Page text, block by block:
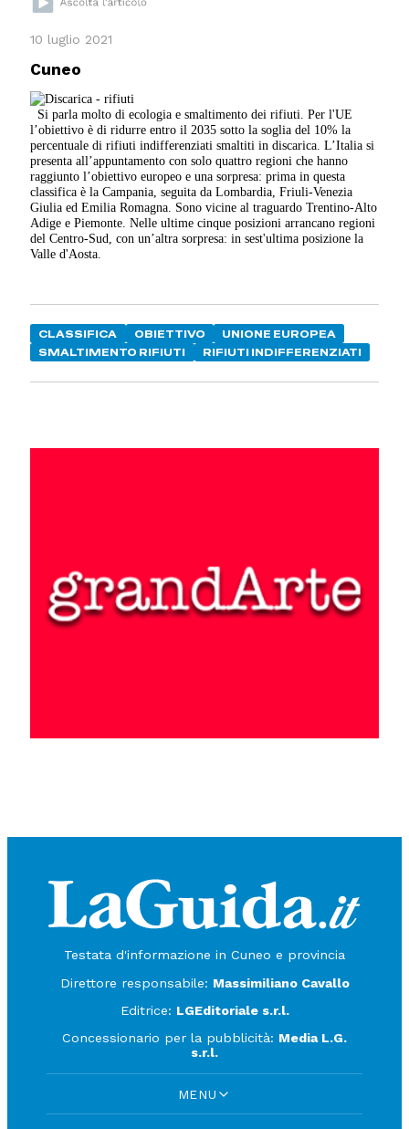
10 luglio 2021
Cuneo
Si parla molto di ecologia e smaltimento dei rifiuti. Per l'UE
l’obiettivo è di ridurre entro il 2035 sotto la soglia del 10% la
percentuale di rifiuti indifferenziati smaltiti in discarica. L’Italia si
presenta all’appuntamento con solo quattro regioni che hanno
raggiunto l’obiettivo europeo e una sorpresa: prima in questa
classifica è la Campania, seguita da Lombardia, Friuli-Venezia
Giulia ed Emilia Romagna. Sono vicine al traguardo Trentino-Alto
Adige e Piemonte. Nelle ultime cinque posizioni arrancano regioni
del Centro-Sud, con un’altra sorpresa: in sest'ultima posizione la
Valle d'Aosta.
CLASSIFICA OBIETTIVO
UNIONE EUROPEA
SMALTIMENTO RIFIUTI
RIFIUTI INDIFFERENZIATI
Testata d'informazione in Cuneo e provincia
Direttore responsabile: Massimiliano Cavallo
Editrice: LGEditoriale s.r.l.
Concessionario per la pubblicità: Media L.G.
s.r.l.
MENU